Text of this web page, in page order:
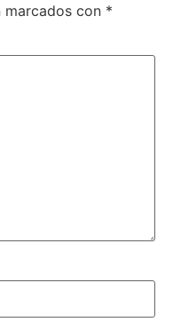
con *